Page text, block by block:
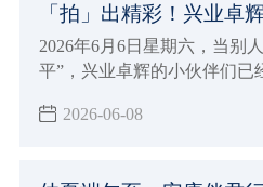
「拍」出精彩！兴业卓
2026年6月6日星期六，当别
平”，兴业卓辉的小伙伴们已
2026-06-08